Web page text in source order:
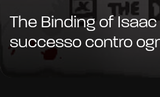
The Binding of Isaac
successo contro